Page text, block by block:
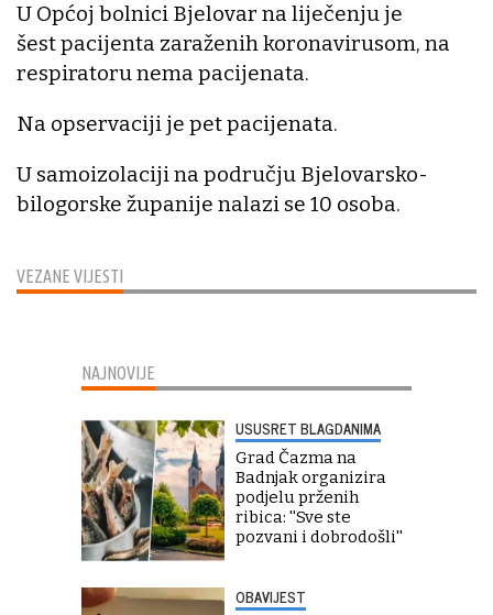
VEZANE VIJESTI
U Općoj bolnici Bjelovar na liječenju je
šest pacijenta zaraženih koronavirusom, na
respiratoru nema pacijenata.
Na opservaciji je pet pacijenata.
U samoizolaciji na području Bjelovarsko-
bilogorske županije nalazi se 10 osoba.
NAJNOVIJE
USUSRET BLAGDANIMA
Grad Čazma na
Badnjak organizira
podjelu prženih
ribica: ''Sve ste
pozvani i dobrodošli''
OBAVIJEST